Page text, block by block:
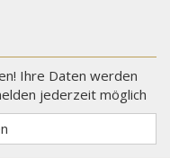
Ihre Daten werden
jederzeit möglich